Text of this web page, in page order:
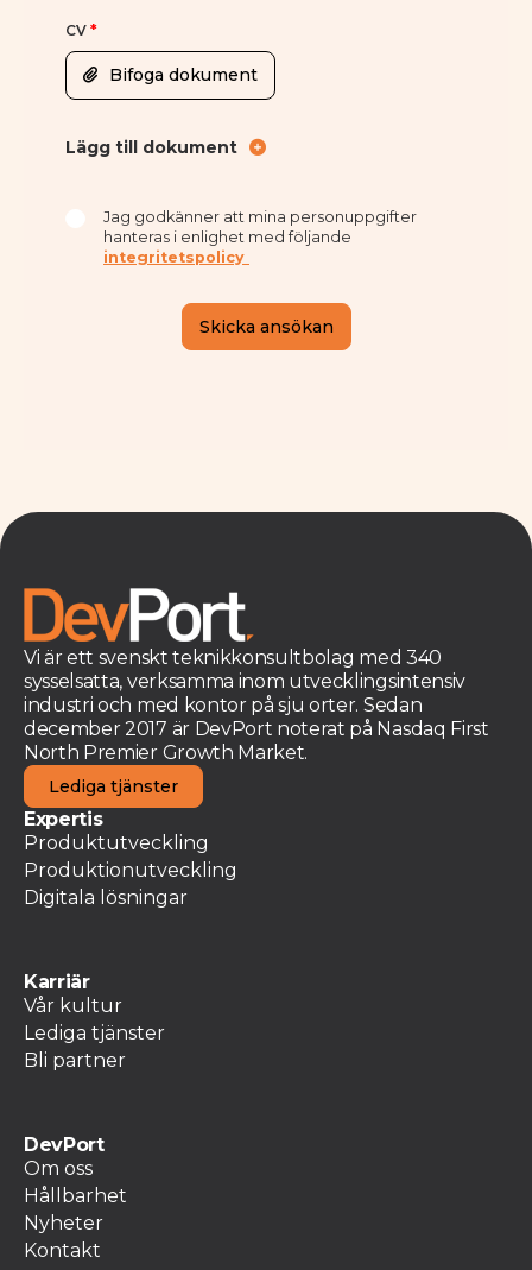
Vi är ett svenskt teknikkonsultbolag med 340
sysselsatta, verksamma inom utvecklingsintensiv
industri och med kontor på sju orter. Sedan
december 2017 är DevPort noterat på Nasdaq First
North Premier Growth Market.
Lediga tjänster
Expertis
Produktutveckling
Produktionutveckling
Digitala lösningar
Karriär
Vår kultur
Lediga tjänster
Bli partner
DevPort
Om oss
Hållbarhet
Nyheter
Kontakt